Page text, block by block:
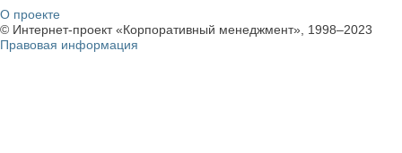
О проекте
© Интернет-проект «Корпоративный менеджмент», 1998–2023
Правовая информация